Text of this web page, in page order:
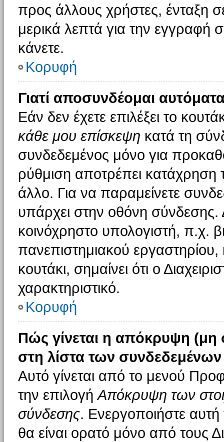
προς άλλους χρήστες, ένταξη
μερικά λεπτά για την
κάνετε.
Κορυφή
Γιατί αποσυνδέομαι
Εάν δεν έχετε επιλέξει το
κάθε μου επίσκεψη κατά τη
συνδεδεμένος μόνο για
ρύθμιση αποτρέπει
άλλο. Για να παραμείνετε
υπάρχει στην οθόνη σύνδεσης.
κοινόχρηστο υπολογιστή, π.χ.
πανεπιστημιακού
κουτάκι, σημαίνει ότι ο
χαρακτηριστικό.
Κορυφή
Πώς γίνεται η απόκρυψη
στη λίστα των
Αυτό γίνεται από το μενού
την επιλογήΑπόκρυψη των
σύνδεσης. Ενεργοποιήστε
θα είναι ορατό μόνο από τους